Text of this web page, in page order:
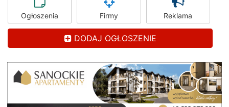
Ogłoszenia Firmy Reklama
DODAJ OGŁOSZENIE